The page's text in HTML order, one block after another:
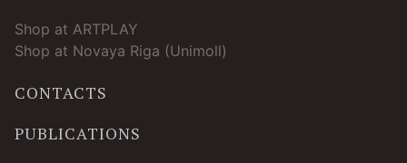
Shop at ARTPLAY
Shop at Novaya Riga (Unimoll)
CONTACTS
PUBLICATIONS